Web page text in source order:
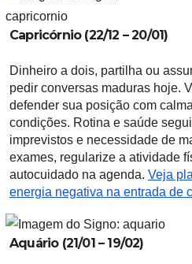
Capricórnio (22/12 – 20/01)
Dinheiro a dois, partilha ou
pedir conversas maduras hoje.
defender sua posição com
condições. Rotina e saúde
imprevistos e necessidade de
exames, regularize a atividade
autocuidado na agenda. Veja
energia negativa na entrada de
Aquário (21/01 – 19/02)